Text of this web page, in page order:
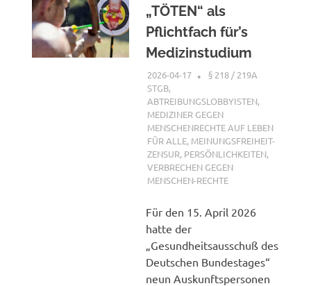
„TÖTEN“ als
Pflichtfach für’s
Medizinstudium
2026-04-17 XX
§ 218 / 219A
STGB,
ABTREIBUNGSLOBBYISTEN,
MEDIZINER GEGEN
MENSCHENRECHTE AUF LEBEN
FÜR ALLE, MEINUNGSFREIHEIT-
ZENSUR, PERSÖNLICHKEITEN,
VERBRECHEN GEGEN
MENSCHEN-RECHTE
Für den 15. April 2026
hatte der
„Gesundheitsausschuß des
Deutschen Bundestages“
neun Auskunftspersonen